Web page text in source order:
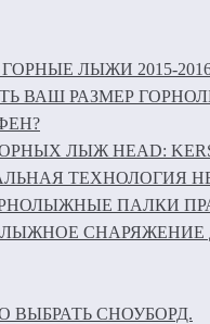
ЛЫЖИ 2015-
ВАШ РАЗМЕР
ЛЫЖ HEAD: KERS
ТЕХНОЛОГИЯ
ПАЛКИ
ВЫБРАТЬ СНОУБОРД.